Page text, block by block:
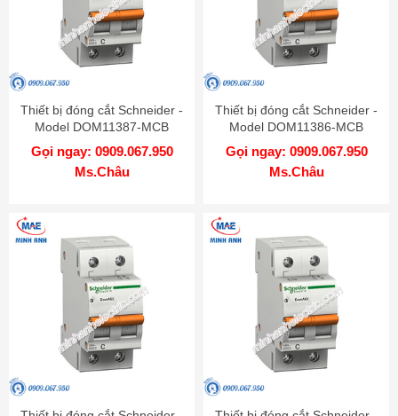
Thiết bị đóng cắt Schneider -
Model DOM11387-MCB
Gọi ngay: 0909.067.950
Ms.Châu
Thiết bị đóng cắt Schneider -
Model DOM11386-MCB
Gọi ngay: 0909.067.950
Ms.Châu